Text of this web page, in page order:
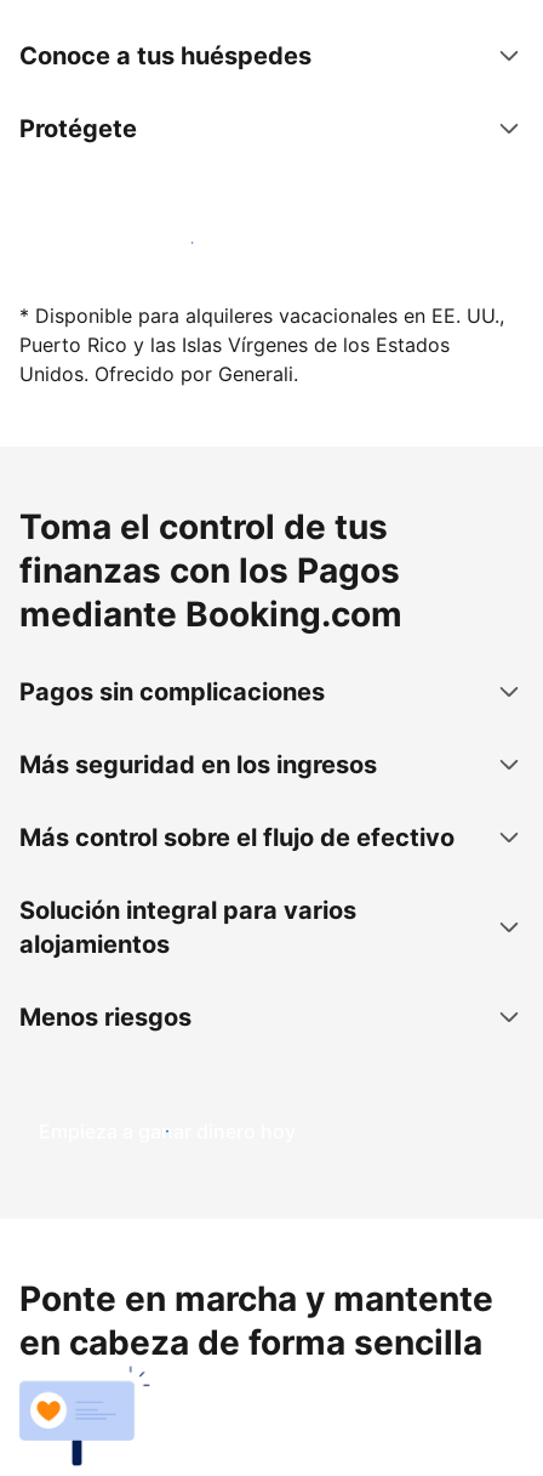
Conoce a tus huéspedes
Protégete
Alquila tu alojamiento hoy mismo
* Disponible para alquileres vacacionales en EE. UU.,
Puerto Rico y las Islas Vírgenes de los Estados
Unidos. Ofrecido por Generali.
Toma el control de tus
finanzas con los Pagos
mediante Booking.com
Pagos sin complicaciones
Más seguridad en los ingresos
Más control sobre el flujo de efectivo
Solución integral para varios
alojamientos
Menos riesgos
Empieza a ganar dinero hoy
Ponte en marcha y mantente
en cabeza de forma sencilla